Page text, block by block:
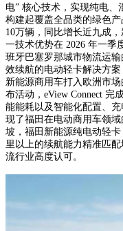
电” 核心技术，实现纯电、
构建起覆盖全品类的绿色
10万辆，同比增长近九成
一技术优势在 2026 年一季
班牙巴塞罗那城市物流运
效续航的电动轻卡解决方
新能源商用车打入欧洲市
布活动，eView Connect 完
能能耗以及智能化配置、
现了福田在电动商用车领
坡，福田新能源纯电动轻
里以上的续航能力精准匹
流行业高度认可。